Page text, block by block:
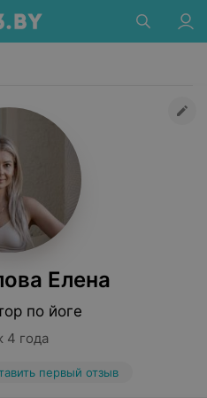
Елена
по йоге
4 года
первый отзыв